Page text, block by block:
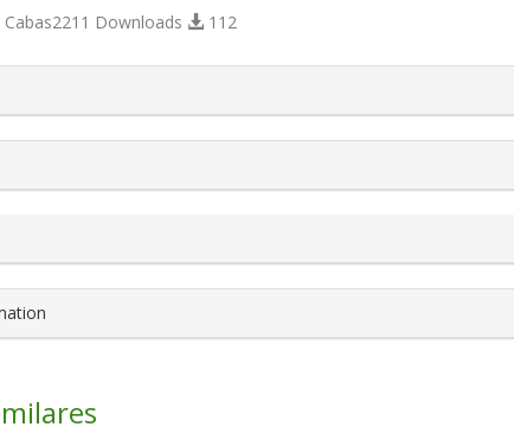
Downloads 112